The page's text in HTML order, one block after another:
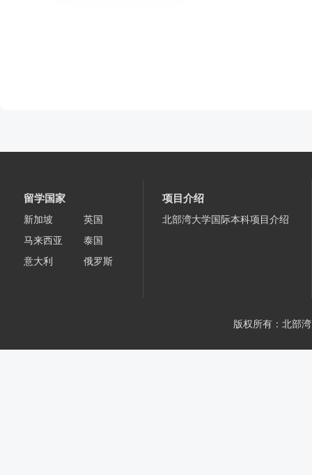
留学国家
新加坡
英国
马来西亚
泰国
意大利
俄罗斯
项目介绍
北部湾大学国际本科项目介绍
版权所有：北部